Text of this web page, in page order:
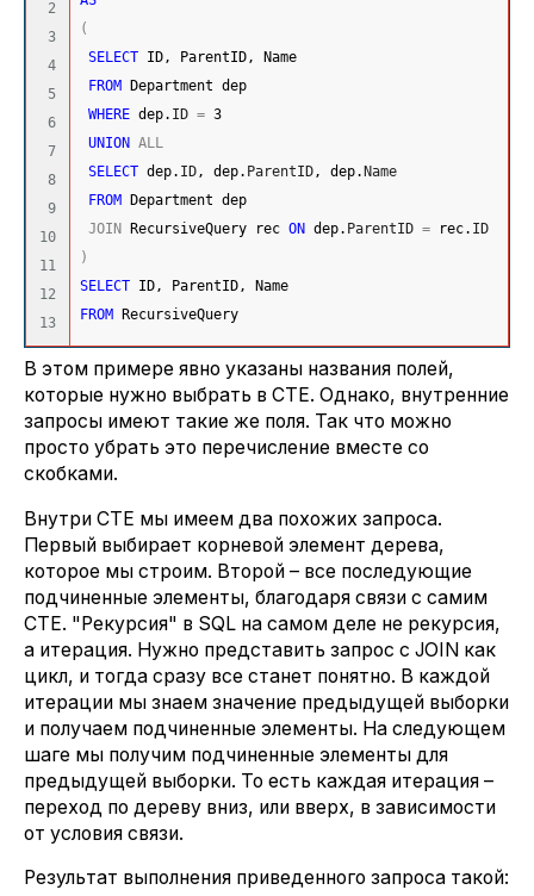
2
3
4
5
6
7
8
9
10
11
12
(
SELECT ID, ParentID, Name
FROM Department dep
WHERE dep. ID = 3
UNION ALL
SELECT dep. ID, dep. ParentID, dep. Name
FROM Department dep
JOIN RecursiveQuery rec ON dep. ParentID = rec. ID
)
SELECT ID, ParentID, Name
FROM RecursiveQuery
В этом примере явно указаны названия полей,
которые нужно выбрать в CTE. Однако, внутренние
запросы имеют такие же поля. Так что можно
просто убрать это перечисление вместе со
скобками.
Внутри CTE мы имеем два похожих запроса.
Первый выбирает корневой элемент дерева,
которое мы строим. Второй – все последующие
подчиненные элементы, благодаря связи с самим
CTE. "Рекурсия" в SQL на самом деле не рекурсия,
а итерация. Нужно представить запрос с JOIN как
цикл, и тогда сразу все станет понятно. В каждой
итерации мы знаем значение предыдущей выборки
и получаем подчиненные элементы. На следующем
шаге мы получим подчиненные элементы для
предыдущей выборки. То есть каждая итерация –
переход по дереву вниз, или вверх, в зависимости
от условия связи.
Результат выполнения приведенного запроса такой: